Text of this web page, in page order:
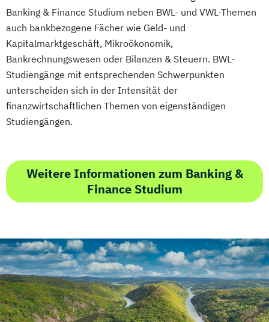
(DE/EN)
Innovation and Entrepreneurship (DE/EN)
International Healthcare Management
(DE/EN)
International Management (DE/EN)
Internationales Marketing
Journalismus und digitale Kommunikation
Kindheitspädagogik
Kommunikationsdesign
Kommunikationspsychologie
Kultur- und Medienpädagogik
Management (DE/EN) Marketing
Marketing und digitale Medien
Marketingmanagement Maschinenbau
Master of Business Administration (DE/EN)
Banking & Finance Studium neben BWL- und VWL-Themen
auch bankbezogene Fächer wie Geld- und
Kapitalmarktgeschäft, Mikroökonomik,
Bankrechnungswesen oder Bilanzen & Steuern. BWL-
Studiengänge mit entsprechenden Schwerpunkten
unterscheiden sich in der Intensität der
finanzwirtschaftlichen Themen von eigenständigen
Studiengängen.
Weitere Informationen zum Banking &
Finance Studium